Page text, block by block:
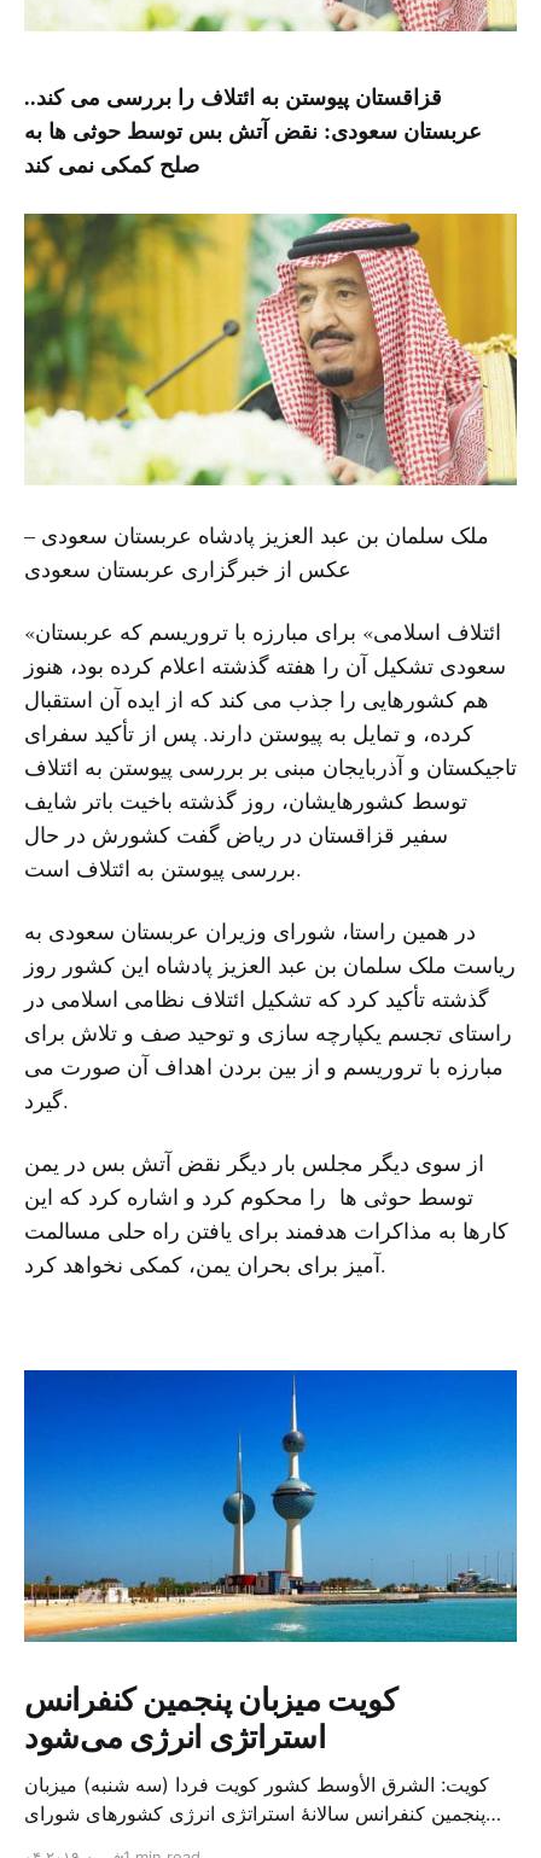
قزاقستان پیوستن به ائتلاف را بررسی می کند..
عربستان سعودی: نقض آتش بس توسط حوثی ها به
صلح کمکی نمی کند
ملک سلمان بن عبد العزیز پادشاه عربستان سعودی –
عکس از خبرگزاری عربستان سعودی
«ائتلاف اسلامی» برای مبارزه با تروریسم که عربستان
سعودی تشکیل آن را هفته گذشته اعلام کرده بود، هنوز
هم کشورهایی را جذب می کند که از ایده آن استقبال
کرده، و تمایل به پیوستن دارند. پس از تأکید سفرای
تاجیکستان و آذربایجان مبنی بر بررسی پیوستن به ائتلاف
توسط کشورهایشان، روز گذشته باخیت باتر شایف
سفیر قزاقستان در ریاض گفت کشورش در حال
بررسی پیوستن به ائتلاف است.
در همین راستا، شورای وزیران عربستان سعودی به
ریاست ملک سلمان بن عبد العزیز پادشاه این کشور روز
گذشته تأکید کرد که تشکیل ائتلاف نظامی اسلامی در
راستای تجسم یکپارچه سازی و توحید صف و تلاش برای
مبارزه با تروریسم و از بین بردن اهداف آن صورت می
گیرد.
از سوی دیگر مجلس بار دیگر نقض آتش بس در یمن
توسط حوثی ها را محکوم کرد و اشاره کرد که این
کارها به مذاکرات هدفمند برای یافتن راه حلی مسالمت
آمیز برای بحران یمن، کمکی نخواهد کرد.
کویت میزبان پنجمین کنفرانس
استراتژی انرژی می‌شود
کویت: الشرق الأوسط کشور کویت فردا (سه شنبه) میزبان
پنجمین کنفرانس سالانهٔ استراتژی انرژی کشورهای شورای